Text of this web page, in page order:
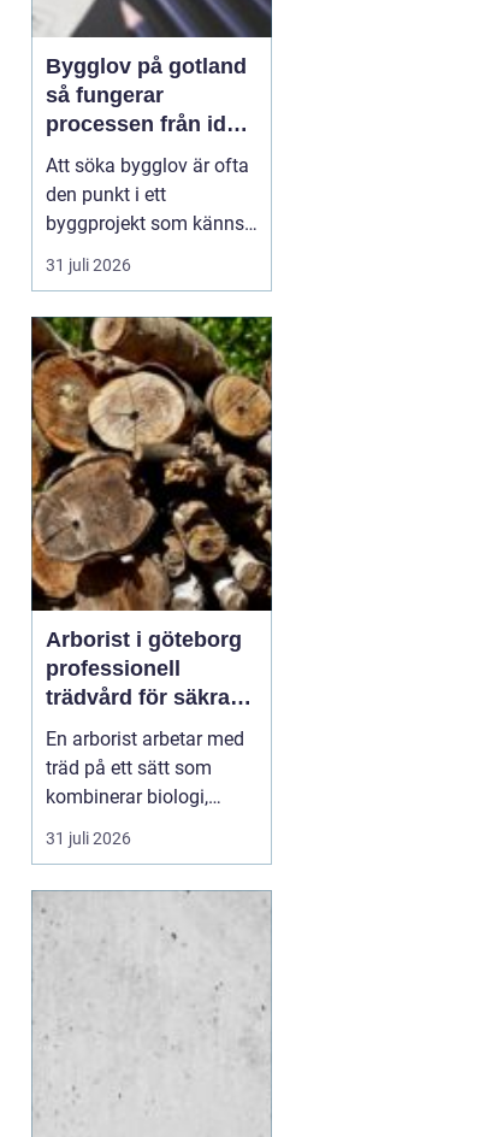
Bygglov på gotland
så fungerar
processen från idé
till godkänt beslut
Att söka bygglov är ofta
den punkt i ett
byggprojekt som känns
mest osäker. Frågorna
hopar sig: vilka
länge tar det, vad säger
detaljplanen och hur
påverkas tidsplanen? På
Gotland tillkommer
dessutom särskilda
hänsyn, som kultur...
31 juli 2026
Arborist i göteborg
professionell
trädvård för säkra
och friska träd
En arborist arbetar med
träd på ett sätt som
kombinerar biologi,
säkerhet och hantverk. I
en stad som Göteborg,
med tät bebyggelse,
krävs genomtänkt
trädvård för att både
människor och träd ska
må bra. Många
fastighetsägare, bos...
31 juli 2026